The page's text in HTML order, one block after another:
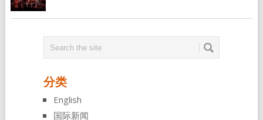
分类
English
国际新闻